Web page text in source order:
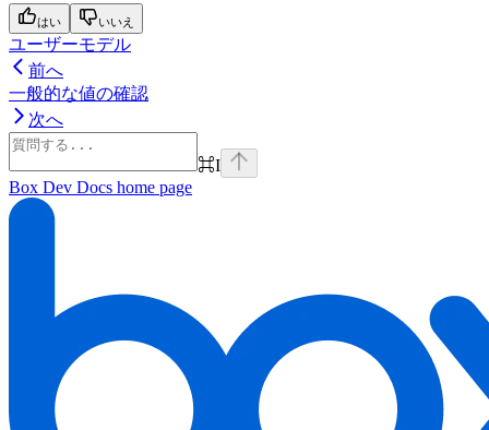
はい いいえ
ユーザーモデル
前へ
一般的な値の確認
次へ
⌘I
Box Dev Docs home page